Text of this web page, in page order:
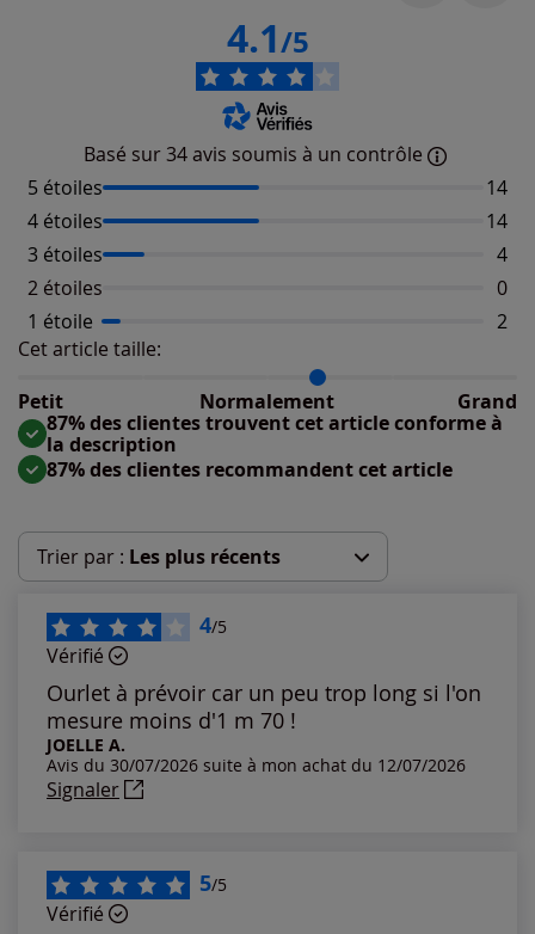
4.1/5
Basé sur 34 avis soumis à un contrôle
5 étoiles
14
4 étoiles
14
3 étoiles
4
2 étoiles
0
1 étoile
2
Cet article taille:
Petit
Normalement Grand
Répartition du taillant selon les avis clients
Taille grand : 18%
87% des clientes trouvent cet article conforme à
la description
87% des clientes recommandent cet article
Trier par : Les plus récents
Les plus récents
Les plus anciens
Notes les plus élevées
Notes les plus basses
4/5
Vérifié
Ourlet à prévoir car un peu trop long si l'on
mesure moins d'1 m 70 !
JOELLE A.
Avis du 30/07/2026 suite à mon achat du 12/07/2026
Signaler
5/5
Vérifié